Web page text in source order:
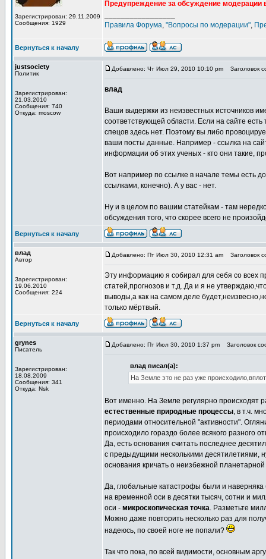
Зарегистрирован: 29.11.2009
Сообщения: 1929
Предупреждение за обсуждение модерации
Правила Форума, "Вопросы по модерации",
Вернуться к началу
justsociety
Политик
Зарегистрирован:
21.03.2010
Сообщения: 740
Откуда: moscow
Добавлено: Чт Июл 29, 2010 10:10 pm Заголовок
влад
Ваши выдержки из неизвестных источников
соответствующей области. Если на сайте есть
спецов здесь нет. Поэтому вы либо
ваши посты данные. Например - ссылка на
информации об этих ученых - кто они такие,
Вот например по ссылке в начале темы есть
ссылками, конечно). А у вас - нет.
Ну и в целом по вашим статейкам - там
обсуждения того, что скорее всего не
Вернуться к началу
влад
Автор
Зарегистрирован:
19.06.2010
Сообщения: 224
Добавлено: Пт Июл 30, 2010 12:31 am Заголовок
Эту информацию я собирал для себя со всех
статей,прогнозов и т.д..Да и я не
выводы,а как на самом деле
только мёртвый.
Вернуться к началу
grynes
Писатель
Зарегистрирован:
18.08.2009
Сообщения: 341
Откуда: Nsk
Добавлено: Пт Июл 30, 2010 1:37 pm Заголовок
влад писал(а):
На Земле это не раз уже
Вот именно. На Земле регулярно происходят
естественные природные процессы, в т.ч.
периодами относительной "активности".
происходило гораздо более всякого разного
Да, есть основания считать последнее
с предыдущими несколькими десятилетиями,
основания кричать о неизбежной
Да, глобальные катастрофы были и наверняка
на временной оси в десятки тысяч, сотни и
оси - микроскопическая точка. Разметьте
Можно даже повторить несколько раз для
надеюсь, по своей ноге не попали?
Так что пока, по всей видимости, основным